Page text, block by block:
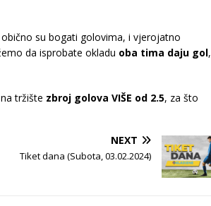
su bogati golovima, i vjerojatno
da isprobate okladu oba tima daju gol,
tržište zbroj golova VIŠE od 2.5, za što
NEXT
Tiket dana (Subota, 03.02.2024)